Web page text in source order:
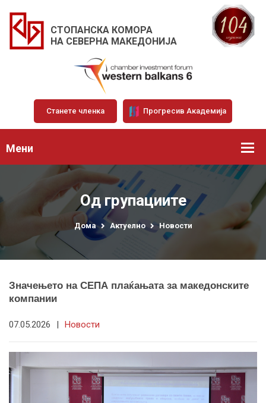
СТОПАНСКА КОМОРА
НА СЕВЕРНА МАКЕДОНИЈА
Станете членка Прогресив Академија
Мени
Од групациите
Дома Актуелно Новости
Значењето на СЕПА плаќањата за македонските
компании
07.05.2026 | Новости